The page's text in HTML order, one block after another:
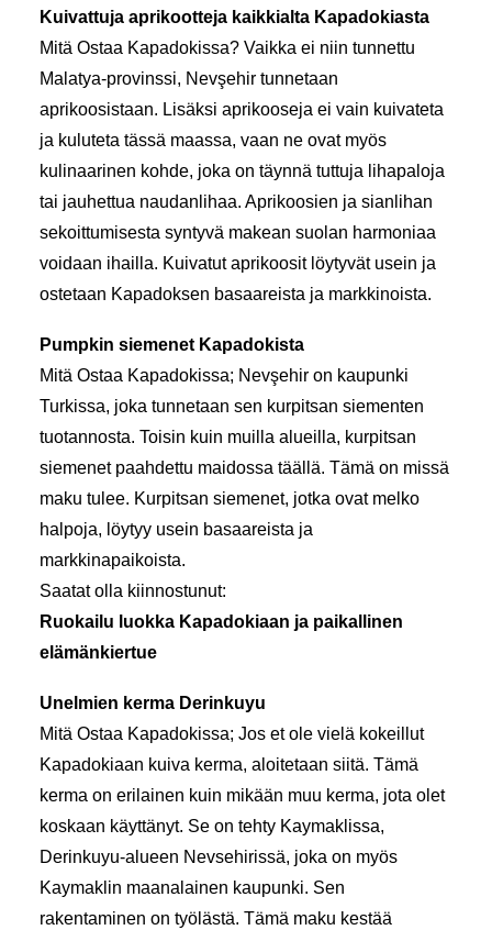
Kuivattuja aprikootteja kaikkialta Kapadokiasta
Mitä Ostaa Kapadokissa? Vaikka ei niin tunnettu
Malatya-provinssi, Nevşehir tunnetaan
aprikoosistaan. Lisäksi aprikooseja ei vain kuivateta
ja kuluteta tässä maassa, vaan ne ovat myös
kulinaarinen kohde, joka on täynnä tuttuja lihapaloja
tai jauhettua naudanlihaa. Aprikoosien ja sianlihan
sekoittumisesta syntyvä makean suolan harmoniaa
voidaan ihailla. Kuivatut aprikoosit löytyvät usein ja
ostetaan Kapadoksen basaareista ja markkinoista.
Pumpkin siemenet Kapadokista
Mitä Ostaa Kapadokissa; Nevşehir on kaupunki
Turkissa, joka tunnetaan sen kurpitsan siementen
tuotannosta. Toisin kuin muilla alueilla, kurpitsan
siemenet paahdettu maidossa täällä. Tämä on missä
maku tulee. Kurpitsan siemenet, jotka ovat melko
halpoja, löytyy usein basaareista ja
markkinapaikoista.
Saatat olla kiinnostunut:
Ruokailu luokka Kapadokiaan ja paikallinen
elämänkiertue
Unelmien kerma Derinkuyu
Mitä Ostaa Kapadokissa; Jos et ole vielä kokeillut
Kapadokiaan kuiva kerma, aloitetaan siitä. Tämä
kerma on erilainen kuin mikään muu kerma, jota olet
koskaan käyttänyt. Se on tehty Kaymaklissa,
Derinkuyu-alueen Nevsehirissä, joka on myös
Kaymaklin maanalainen kaupunki. Sen
rakentaminen on työlästä. Tämä maku kestää